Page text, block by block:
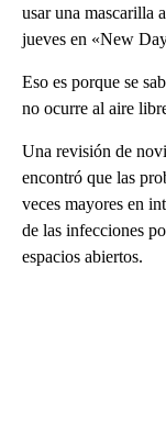
usar una mascarilla
jueves en «New
Eso es porque se
no ocurre al aire
Una revisión de
encontró que las
veces mayores en
de las infecciones
espacios abiertos.